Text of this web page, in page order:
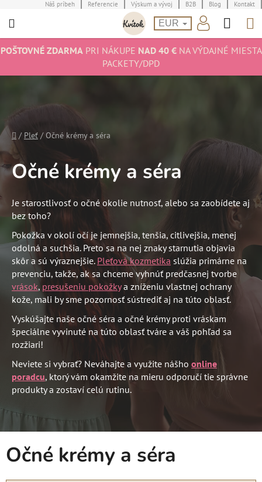
na
Náš príbeh Referencie Výskum a vývoj B2B Blog Kontakt
EUR
POŠTOVNÉ ZDARMAPRI NÁKUPE NAD 40 €NA VÝDAJNÉ MIESTA
PACKETY/DPD
Domov
/ Pleť / Očné krémy a séra
Očné krémy a séra
Je starostlivosť o očné okolie nutnosť, alebo sa zaobídete aj
bez toho?
Pokožka v okolí očí je jemnejšia, tenšia, citlivejšia, menej
odolná a suchšia. Preto sa na nej znaky starnutia objavia
skôr a sú výraznejšie. Pleťová kozmetika slúžia primárne na
prevenciu, takže, ak sa chceme vyhnúť predčasnej tvorbe
vrások, presušeniu pokožkya zníženiu vlastnej ochrany
kože, mali by sme pozornosť sústrediť aj na túto oblasť.
Vyskúšajte naše očné séra a očné krémy proti vráskam
špeciálne vyvinuté na túto oblasť tváre a váš pohľad sa
rozžiari!
Neviete si vybrať? Neváhajte a využite nášho online
poradcu, ktorý vám okamžite na mieru odporučí tie správne
produkty a zostaví celú rutinu.
Očné krémy a séra